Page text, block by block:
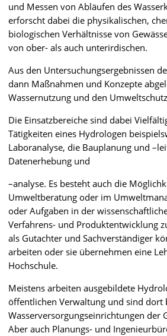
und Messen von Abläufen des
erforscht dabei die physikalischen,
biologischen Verhältnisse von
von ober- als auch unterirdischen.
Aus den Untersuchungsergebnissen
dann Maßnahmen und Konzepte
Wassernutzung und den
Die Einsatzbereiche sind dabei
Tätigkeiten eines Hydrologen
Laboranalyse, die Bauplanung und
Datenerhebung und
–analyse. Es besteht auch die
Umweltberatung oder im
oder Aufgaben in der
Verfahrens- und Produktentwicklung
als Gutachter und Sachverständiger
arbeiten oder sie übernehmen eine
Hochschule.
Meistens arbeiten ausgebildete
öffentlichen Verwaltung und sind dort
Wasserversorgungseinrichtungen der
Aber auch Planungs- und